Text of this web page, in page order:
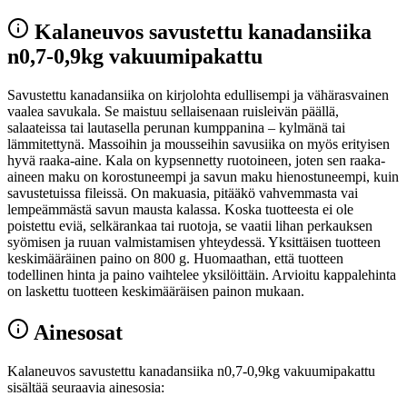
Kalaneuvos savustettu kanadansiika
n0,7-0,9kg vakuumipakattu
Savustettu kanadansiika on kirjolohta edullisempi ja vähärasvainen
vaalea savukala. Se maistuu sellaisenaan ruisleivän päällä,
salaateissa tai lautasella perunan kumppanina – kylmänä tai
lämmitettynä. Massoihin ja mousseihin savusiika on myös erityisen
hyvä raaka-aine. Kala on kypsennetty ruotoineen, joten sen raaka-
aineen maku on korostuneempi ja savun maku hienostuneempi, kuin
savustetuissa fileissä. On makuasia, pitääkö vahvemmasta vai
lempeämmästä savun mausta kalassa. Koska tuotteesta ei ole
poistettu eviä, selkärankaa tai ruotoja, se vaatii lihan perkauksen
syömisen ja ruuan valmistamisen yhteydessä. Yksittäisen tuotteen
keskimääräinen paino on 800 g. Huomaathan, että tuotteen
todellinen hinta ja paino vaihtelee yksilöittäin. Arvioitu kappalehinta
on laskettu tuotteen keskimääräisen painon mukaan.
Ainesosat
Kalaneuvos savustettu kanadansiika n0,7-0,9kg vakuumipakattu
sisältää seuraavia ainesosia: